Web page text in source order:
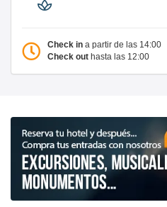
Check in a partir de las 14:00
Check out hasta las 12:00